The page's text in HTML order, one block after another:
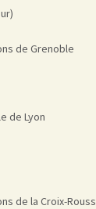
de Grenoble
de Lyon
de la Croix-